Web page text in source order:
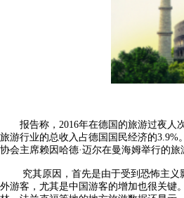
报告称，2016年在德国的旅游过夜人次
旅游行业的总收入占德国国民经济的
协会主席赖因哈德·迈尔在曼海姆举行的
究其原因，首先是由于受到恐怖主义影
外游客，尤其是中国游客的增加也很关键